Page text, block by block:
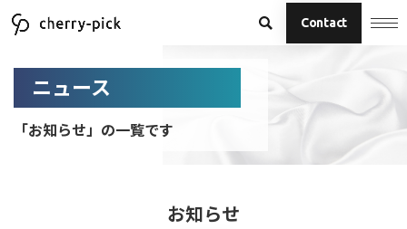
Contact
ニュース
「お知らせ」の一覧です
お知らせ